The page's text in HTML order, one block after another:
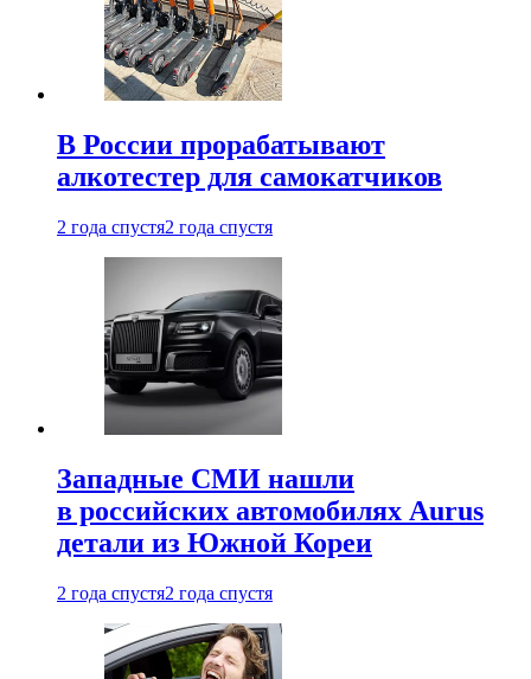
В России прорабатывают
алкотестер для самокатчиков
2 года спустя2 года спустя
Западные СМИ нашли
в российских автомобилях Aurus
детали из Южной Кореи
2 года спустя2 года спустя